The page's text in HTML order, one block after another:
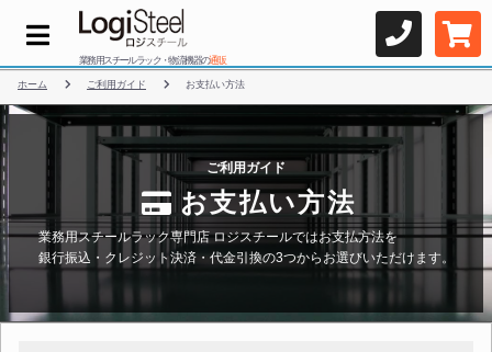
業務用スチールラック・物流機器の通販
ホーム ご利用ガイド お支払い方法
ご利用ガイド
お支払い方法
業務用スチールラック専門店 ロジスチールではお支払方法を
銀行振込・クレジット決済・代金引換の3つからお選びいただけます。